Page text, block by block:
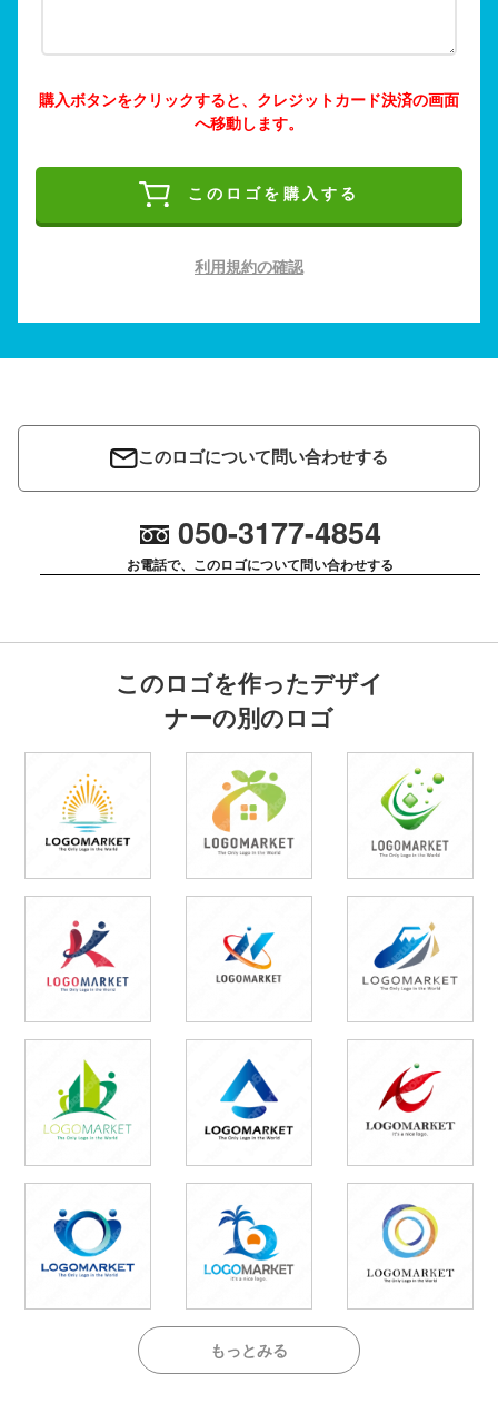
購入ボタンをクリックすると、クレジットカード決済の画面
へ移動します。
このロゴを購入する
利用規約の確認
このロゴについて問い合わせする
050-3177-4854
お電話で、このロゴについて問い合わせする
このロゴを作ったデザイ
ナーの別のロゴ
もっとみる